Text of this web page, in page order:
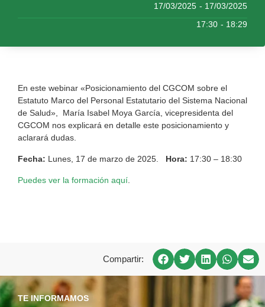
17/03/2025 - 17/03/2025
17:30 - 18:29
En este webinar «Posicionamiento del CGCOM sobre el
Estatuto Marco del Personal Estatutario del Sistema Nacional
de Salud», María Isabel Moya García, vicepresidenta del
CGCOM nos explicará en detalle este posicionamiento y
aclarará dudas.
Fecha: Lunes, 17 de marzo de 2025. Hora: 17:30 – 18:30
Puedes ver la formación aquí
Compartir:
TE INFORMAMOS